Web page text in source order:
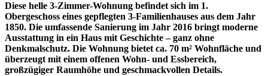
Diese helle 3-Zimmer-Wohnung befindet sich im 1.
Obergeschoss eines gepflegten 3-Familienhauses aus dem Jahr
1850. Die umfassende Sanierung im Jahr 2016 bringt moderne
Ausstattung in ein Haus mit Geschichte – ganz ohne
Denkmalschutz. Die Wohnung bietet ca. 70 m² Wohnfläche und
überzeugt mit einem offenen Wohn- und Essbereich,
großzügiger Raumhöhe und geschmackvollen Details.